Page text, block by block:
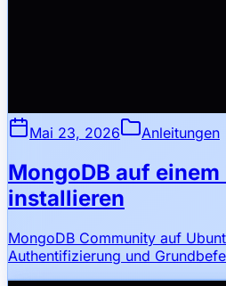
Mai 23, 2026 Anleitungen
MongoDB auf
installieren
MongoDB Community auf
Authentifizierung und